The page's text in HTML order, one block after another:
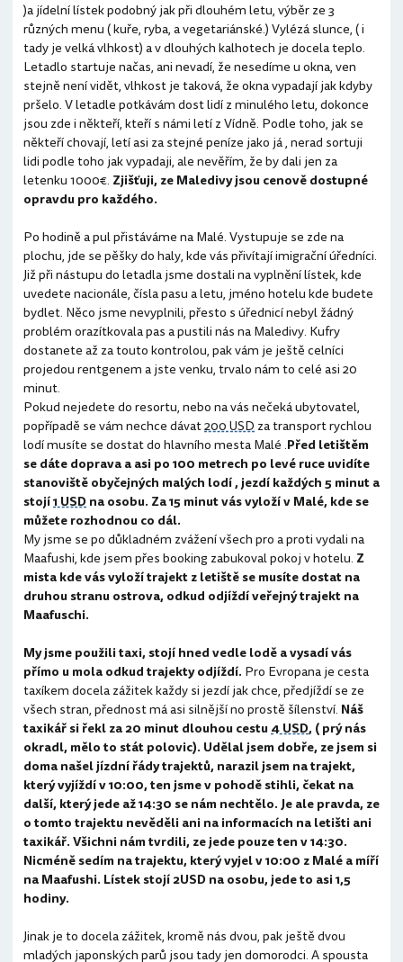
)a jídelní lístek podobný jak při dlouhém letu, výběr ze 3
různých menu ( kuře, ryba, a vegetariánské.) Vylézá slunce, ( i
tady je velká vlhkost) a v dlouhých kalhotech je docela teplo.
Letadlo startuje načas, ani nevadí, že nesedíme u okna, ven
stejně není vidět, vlhkost je taková, že okna vypadají jak kdyby
pršelo. V letadle potkávám dost lidí z minulého letu, dokonce
jsou zde i někteří, kteří s námi letí z Vídně. Podle toho, jak se
někteří chovají, letí asi za stejné peníze jako já , nerad sortuji
lidi podle toho jak vypadaji, ale nevěřím, že by dali jen za
letenku 1000€. Zjišťuji, ze Maledivy jsou cenově dostupné
opravdu pro každého.
Po hodině a pul přistáváme na Malé. Vystupuje se zde na
plochu, jde se pěšky do haly, kde vás přivítají imigrační úředníci.
Již při nástupu do letadla jsme dostali na vyplnění lístek, kde
uvedete nacionále, čísla pasu a letu, jméno hotelu kde budete
bydlet. Něco jsme nevyplnili, přesto s úřednicí nebyl žádný
problém orazítkovala pas a pustili nás na Maledivy. Kufry
dostanete až za touto kontrolou, pak vám je ještě celníci
projedou rentgenem a jste venku, trvalo nám to celé asi 20
minut.
Pokud nejedete do resortu, nebo na vás nečeká ubytovatel,
popřípadě se vám nechce dávat200 USDza transport rychlou
lodí musíte se dostat do hlavního mesta Malé .Před letištěm
se dáte doprava a asi po 100 metrech po levé ruce uvidíte
stanoviště obyčejných malých lodí , jezdí každých 5 minut a
stojí1 USDna osobu. Za 15 minut vás vyloží v Malé, kde se
můžete rozhodnou co dál.
My jsme se po důkladném zvážení všech pro a proti vydali na
Maafushi, kde jsem přes booking zabukoval pokoj v hotelu. Z
mista kde vás vyloží trajekt z letiště se musíte dostat na
druhou stranu ostrova, odkud odjíždí veřejný trajekt na
Maafuschi.
My jsme použili taxi, stojí hned vedle lodě a vysadí vás
přímo u mola odkud trajekty odjíždí. Pro Evropana je cesta
taxíkem docela zážitek každy si jezdí jak chce, předjíždí se ze
všech stran, přednost má asi silnější no prostě šílenství. Náš
taxikář si řekl za 20 minut dlouhou cestu4 USD, ( prý nás
okradl, mělo to stát polovic). Udělal jsem dobře, ze jsem si
doma našel jízdní řády trajektů, narazil jsem na trajekt,
který vyjíždí v 10:00, ten jsme v pohodě stihli, čekat na
další, který jede až 14:30 se nám nechtělo. Je ale pravda, ze
o tomto trajektu nevěděli ani na informacích na letišti ani
taxikář. Všichni nám tvrdili, ze jede pouze ten v 14:30.
Nicméně sedím na trajektu, který vyjel v 10:00 z Malé a míří
na Maafushi. Lístek stojí 2USD na osobu, jede to asi 1,5
hodiny.
Jinak je to docela zážitek, kromě nás dvou, pak ještě dvou
mladých japonských parů jsou tady jen domorodci. A spousta